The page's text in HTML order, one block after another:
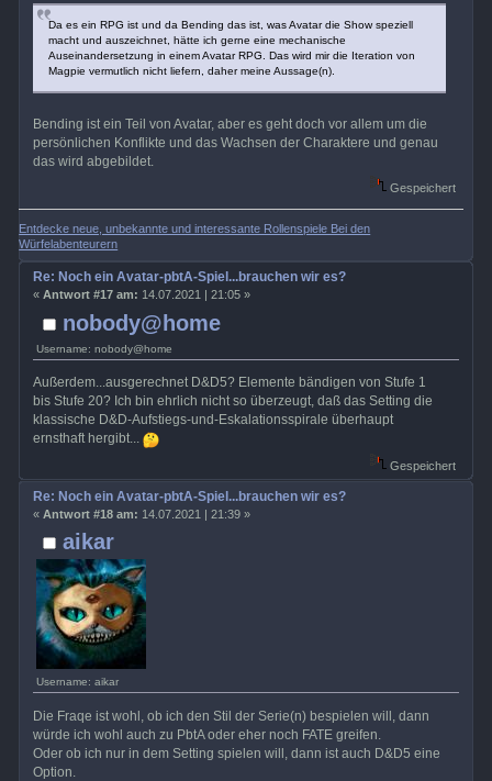
Da es ein RPG ist und da Bending das ist, was Avatar die Show speziell
macht und auszeichnet, hätte ich gerne eine mechanische
Auseinandersetzung in einem Avatar RPG. Das wird mir die Iteration von
Magpie vermutlich nicht liefern, daher meine Aussage(n).
Bending ist ein Teil von Avatar, aber es geht doch vor allem um die
persönlichen Konflikte und das Wachsen der Charaktere und genau
das wird abgebildet.
Gespeichert
Entdecke neue, unbekannte und interessante Rollenspiele Bei den
Würfelabenteurern
nobody@home
Username: nobody@home
Re: Noch ein Avatar-pbtA-Spiel...brauchen wir es?
« Antwort #17 am: 14.07.2021 | 21:05 »
Außerdem...ausgerechnet D&D5? Elemente bändigen von Stufe 1
bis Stufe 20? Ich bin ehrlich nicht so überzeugt, daß das Setting die
klassische D&D-Aufstiegs-und-Eskalationsspirale überhaupt
ernsthaft hergibt...
Gespeichert
aikar
Username: aikar
Re: Noch ein Avatar-pbtA-Spiel...brauchen wir es?
« Antwort #18 am: 14.07.2021 | 21:39 »
Die Fraqe ist wohl, ob ich den Stil der Serie(n) bespielen will, dann
würde ich wohl auch zu PbtA oder eher noch FATE greifen.
Oder ob ich nur in dem Setting spielen will, dann ist auch D&D5 eine
Option.